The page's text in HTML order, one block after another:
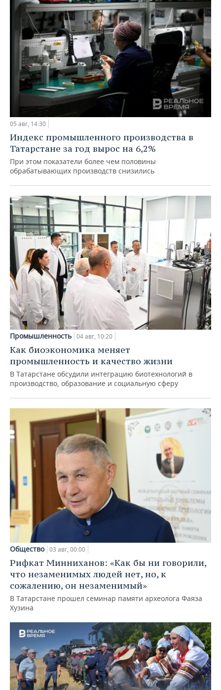
05 авг, 14:30
Индекс промышленного производства в
Татарстане за год вырос на 6,2%
При этом показатели более чем половины
обрабатывающих производств снизились
Промышленность 04 авг, 10:20
Как биоэкономика меняет
промышленность и качество жизни
В Татарстане обсудили интеграцию биотехнологий в
производство, образование и социальную сферу
Общество 03 авг, 00:00
Рифкат Минниханов: «Как бы ни говорили,
что незаменимых людей нет, но, к
сожалению, он незаменимый»
В Татарстане прошел семинар памяти археолога Фаяза
Хузина